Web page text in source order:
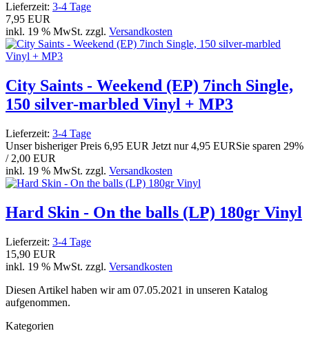
Lieferzeit: 3-4 Tage
7,95 EUR
inkl. 19 % MwSt. zzgl. Versandkosten
City Saints - Weekend (EP) 7inch Single,
150 silver-marbled Vinyl + MP3
Lieferzeit: 3-4 Tage
Unser bisheriger Preis 6,95 EUR Jetzt nur4,95 EURSie sparen 29%
/ 2,00 EUR
inkl. 19 % MwSt. zzgl. Versandkosten
Hard Skin - On the balls (LP) 180gr Vinyl
Lieferzeit: 3-4 Tage
15,90 EUR
inkl. 19 % MwSt. zzgl. Versandkosten
Diesen Artikel haben wir am 07.05.2021 in unseren Katalog
aufgenommen.
Kategorien